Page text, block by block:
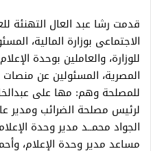
قدمت رشا عبد العال التهنئة
الاجتماعى بوزارة المالية،
للوزارة، والعاملين بوحدة
المصرية، المسئولين عن منصات
للمصلحة وهم: مها على
لرئيس مصلحة الضرائب ومدير
الجواد محمــد مدير وحدة
مساعد مدير وحدة الإعلام،